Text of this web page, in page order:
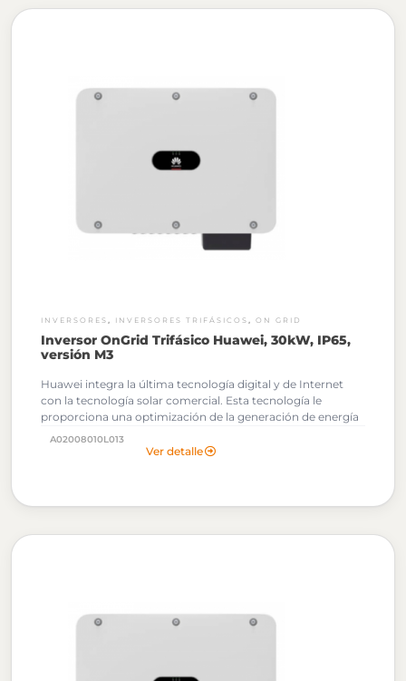
INVERSORES INVERSORES TRIFÁSICOS ON GRID
Inversor OnGrid Trifásico Huawei, 30kW, IP65,
versión M3
Huawei integra la última tecnología digital y de Internet
con la tecnología solar comercial. Esta tecnología le
proporciona una optimización de la generación de energía
fotovoltaica.Al solicitar tu cotización podrás descargar
gratuitamente los Archivos OND de este Inversor
A02008010L013
Ver detalle